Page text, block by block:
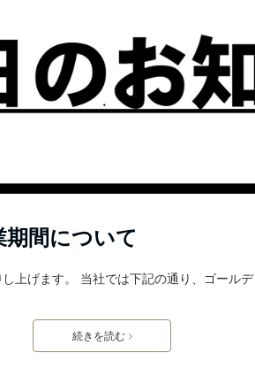
間について
上げます。 当社では下記の通り、ゴールデ
続きを読む